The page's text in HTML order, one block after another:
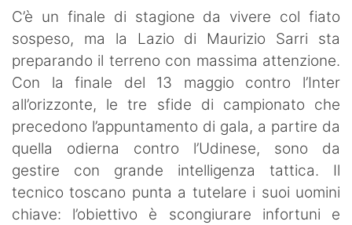
C’è un finale di stagione da vivere col fiato
sospeso, ma la Lazio di Maurizio Sarri sta
preparando il terreno con massima attenzione.
Con la finale del 13 maggio contro l’Inter
all’orizzonte, le tre sfide di campionato che
precedono l’appuntamento di gala, a partire da
quella odierna contro l’Udinese, sono da
gestire con grande intelligenza tattica. Il
tecnico toscano punta a tutelare i suoi uomini
chiave: l’obiettivo è scongiurare infortuni e